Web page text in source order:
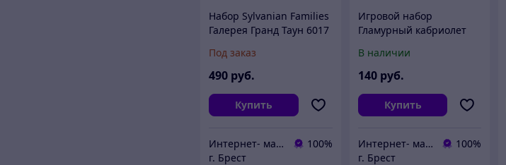
Набор Sylvanian Families
Галерея Гранд Таун 6017
Под заказ
490 руб.
Купить
Интернет- магазин O'кей маркет
100%
г. Брест
Игровой набор
Гламурный кабриолет
В наличии
140 руб.
Купить
Интернет- магазин O'кей маркет
100%
г. Брест